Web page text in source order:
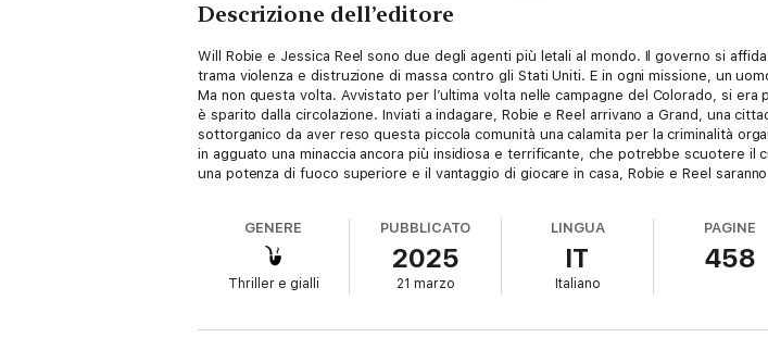
Descrizione dell’editore
Will Robie e Jessica Reel sono due degli agenti più letali al mondo. Il governo si
trama violenza e distruzione di massa contro gli Stati Uniti. E in ogni missione, un
Ma non questa volta. Avvistato per l’ultima volta nelle campagne del Colorado, si
è sparito dalla circolazione. Inviati a indagare, Robie e Reel arrivano a Grand, una
sottorganico da aver reso questa piccola comunità una calamita per la criminalità
in agguato una minaccia ancora più insidiosa e terrificante, che potrebbe scuotere il
una potenza di fuoco superiore e il vantaggio di giocare in casa, Robie e Reel
GENERE
Thriller e gialli
PUBBLICATO
2025
21 marzo
LINGUA
IT
Italiano
PAGINE
458